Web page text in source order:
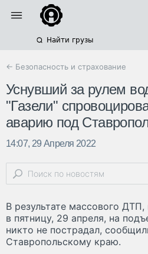
Найти грузы
← Безопасность и страхование
Уснувший за рулем
"Газели"
аварию под
14:07, 29 Апреля 2022
В результате массового
в пятницу, 29 апреля, на
никто не пострадал,
Ставропольскому краю.